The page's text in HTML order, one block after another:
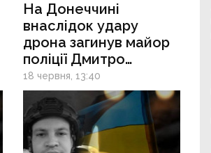
На Донеччині
внаслідок удару
дрона загинув майор
поліції Дмитро
Пономаренко
18 червня, 13:40